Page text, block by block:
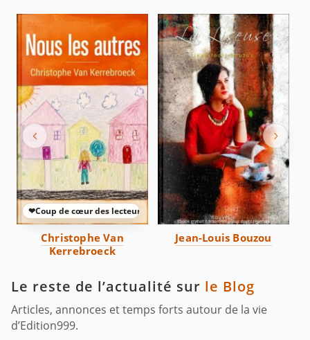
‹
❤Coup de cœur des lecteurs
Christophe Van
Kerrebroeck
Jean-Louis Bouzou
›
Le reste de l’actualité sur le Blog
Articles, annonces et temps forts autour de la vie
d’Edition999.